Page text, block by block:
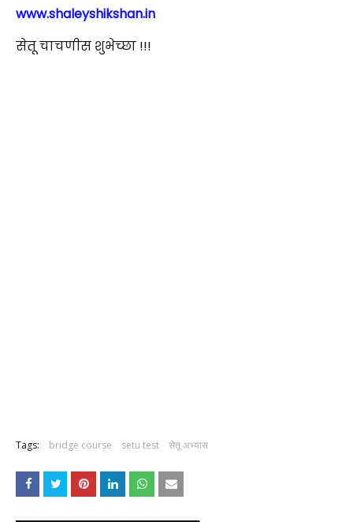
www.shaleyshikshan.in
सेतू चाचणीस शुभेच्छा !!!
Tags: bridge course setu test सेतू अभ्यास